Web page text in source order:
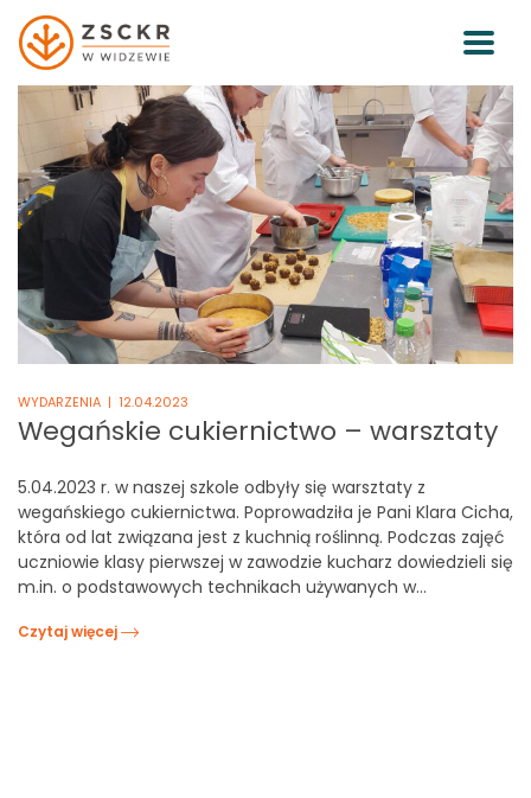
WYDARZENIA | 12.04.2023
Wegańskie cukiernictwo – warsztaty
5.04.2023 r. w naszej szkole odbyły się warsztaty z
wegańskiego cukiernictwa. Poprowadziła je Pani Klara Cicha,
która od lat związana jest z kuchnią roślinną. Podczas zajęć
uczniowie klasy pierwszej w zawodzie kucharz dowiedzieli się
m.in. o podstawowych technikach używanych w…
Czytaj więcej